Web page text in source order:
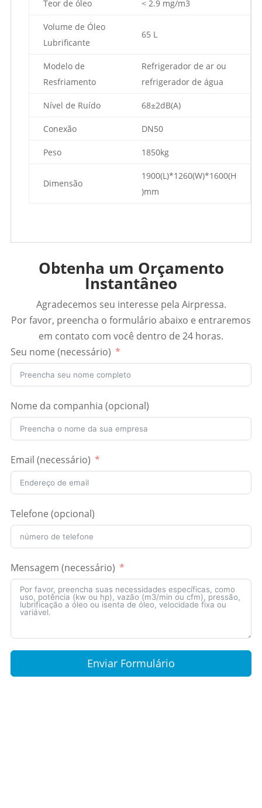
Teor de óleo < 2.9 mg/m3
Volume de Óleo
Lubrificante
65 L
Modelo de
Resfriamento
Refrigerador de ar ou
refrigerador de água
Nível de Ruído 68±2dB(A)
Conexão DN50
Peso 1850kg
Dimensão
1900(L)*1260(W)*1600(H
)mm
Obtenha um Orçamento
Instantâneo
Agradecemos seu interesse pela Airpressa.
Por favor, preencha o formulário abaixo e entraremos
em contato com você dentro de 24 horas.
Seu nome (necessário)
Nome da companhia (opcional)
Email (necessário)
Telefone (opcional)
Mensagem (necessário)
Enviar Formulário